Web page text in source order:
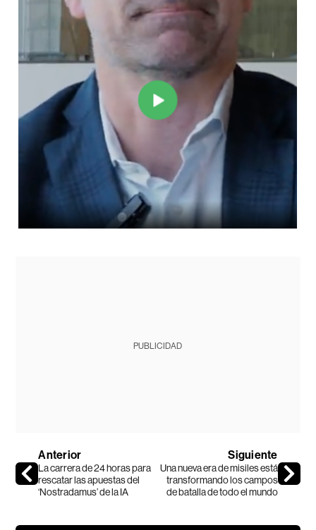
PUBLICIDAD
Anterior
La carrera de 24 horas para
rescatar las apuestas del
‘Nostradamus’ de la IA
Siguiente
Una nueva era de misiles está
transformando los campos
de batalla de todo el mundo